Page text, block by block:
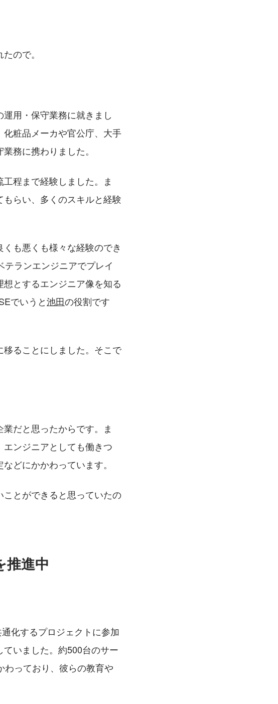
ので。
用・保守業務に就きまし
粧品メーカや官公庁、大手
務に携わりました。
程まで経験しました。ま
らい、多くのスキルと経験
も悪くも様々な経験のでき
ランエンジニアでプレイ
とするエンジニア像を知る
でいうと池田の役割です
ることにしました。そこで
だと思ったからです。ま
ンジニアとしても働きつ
どにかかわっています。
とができると思っていたの
推進中
化するプロジェクトに参加
いました。約500台のサー
っており、彼らの教育や